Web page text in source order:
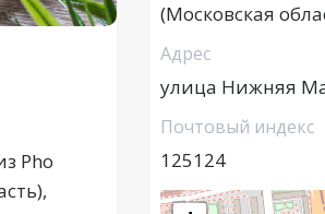
Pho
(Московская
Адрес
улица Нижняя
Почтовый индекс
125124